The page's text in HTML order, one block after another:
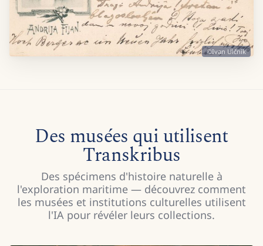
©Ivan Ulčnik
Des musées qui utilisent
Transkribus
Des spécimens d'histoire naturelle à
l'exploration maritime — découvrez comment
les musées et institutions culturelles utilisent
l'IA pour révéler leurs collections.